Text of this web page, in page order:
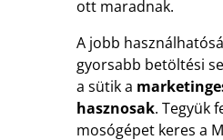
ott maradnak.
A jobb
gyorsabb betöltési
a sütik a
hasznosak. Tegyük
mosógépet keres a